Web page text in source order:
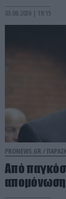
03.08.2026 | 19:15
PRONEWS.GR /
Από
απομόνωση